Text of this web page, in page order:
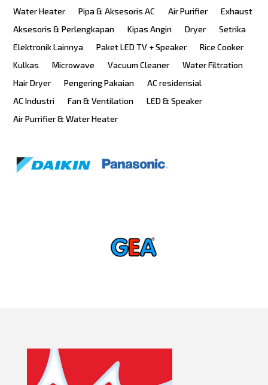
Water Heater
Pipa & Aksesoris AC Air Purifier
Exhaust
Aksesoris & Perlengkapan
Kipas Angin Dryer
Setrika
Elektronik Lainnya
Paket LED TV + Speaker
Rice Cooker
Kulkas
Microwave Vacuum Cleaner
Water Filtration
Hair Dryer
Pengering Pakaian
AC residensial
AC Industri
Fan & Ventilation
LED & Speaker
Air Purrifier & Water Heater